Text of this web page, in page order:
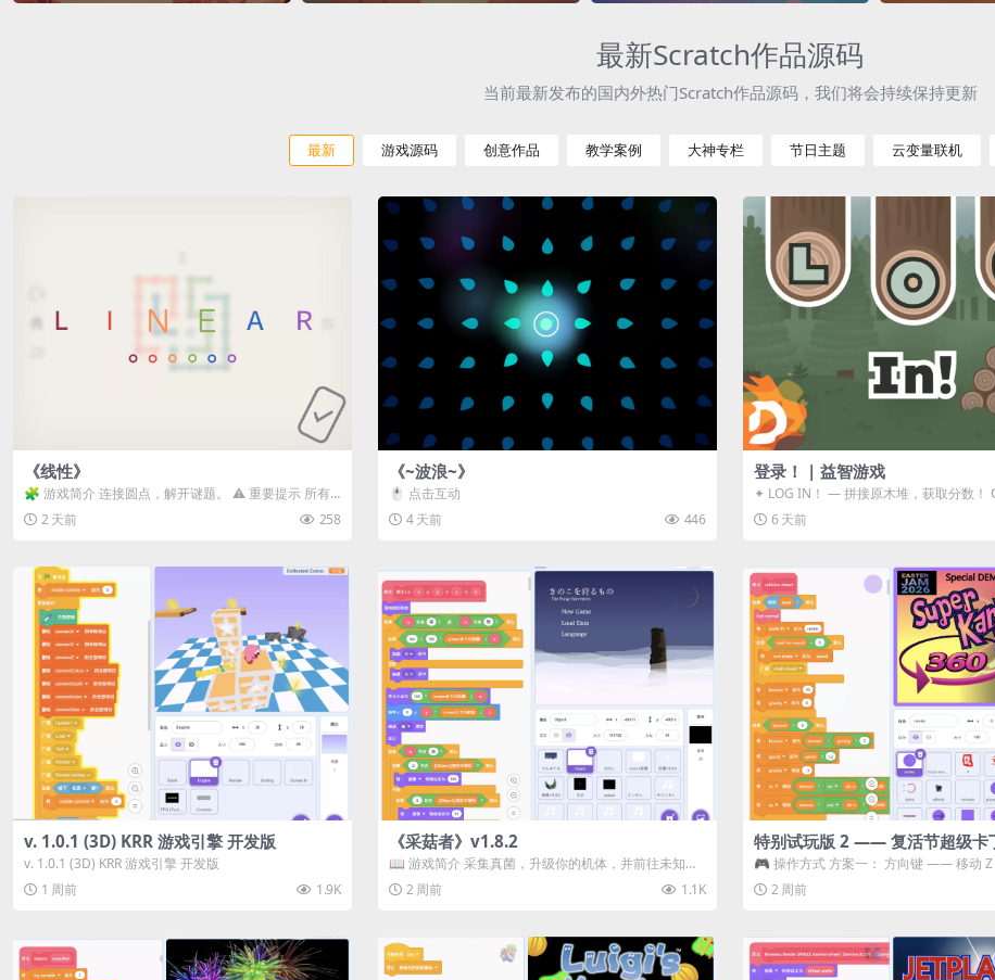
最新Scratch作品源码
当前最新发布的国内外热门Scratch作品源码，我们将会持续保持更新
最新 游戏源码 创意作品 教学案例 大神专栏 节日主题 云变量联机
《线性》
🧩 游戏简介 连接圆点，解开谜题。 ⚠️ 重要提示 所有
关卡均可通关，请确保使用...
2 天前 258
《~波浪~》
🖱️ 点击互动
4 天前
446
登录！ | 益智游戏
✦ LOG IN！ — 拼接原木堆，获取分数
ᑕ☲◎ ᑕ☲◎ ...
6 天前
v. 1.0.1 (3D) KRR 游戏引擎 开发版
v. 1.0.1 (3D) KRR 游戏引擎 开发版
1 周前
1.9K
《采菇者》v1.8.2
📖 游戏简介 采集真菌，升级你的机体，并前往未知领
域探索。 这是一款静谧的探索冒...
2 周前 1.1K
特别试玩版 2 —— 复活节超级卡
🎮 操作方式 方案一： 方向键 —— 移动
漂移 方案二： ...
2 周前